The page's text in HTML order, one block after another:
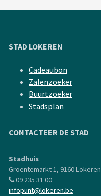
STAD LOKEREN
Cadeaubon
Zalenzoeker
Buurtzoeker
Stadsplan
CONTACTEER DE STAD
Stadhuis
Groentemarkt 1, 9160 Lokeren
09 235 31 00
infopunt@lokeren.be